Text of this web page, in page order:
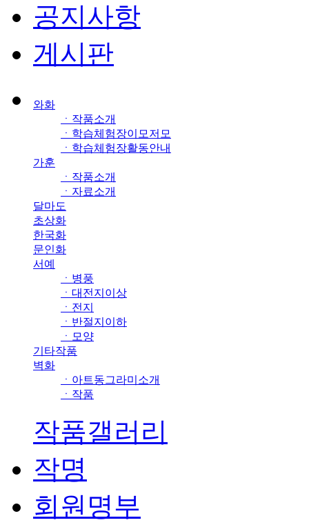
공지사항
게시판
와화
ㆍ작품소개
ㆍ학습체험장이모저모
ㆍ학습체험장활동안내
가훈
ㆍ작품소개
ㆍ자료소개
달마도
초상화
한국화
문인화
서예
ㆍ병풍
ㆍ대전지이상
ㆍ전지
ㆍ반절지이하
ㆍ모양
기타작품
벽화
ㆍ아트동그라미소개
ㆍ작품
작품갤러리
작명
회원명부